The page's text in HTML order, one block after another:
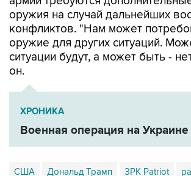
оружия на случай дальнейших
конфликтов. "Нам может
оружие для других ситуаций.
ситуации будут, а может быть -
он.
ХРОНИКА
Военная операция на Украине
США Дональд Трамп ЗРК Patriot